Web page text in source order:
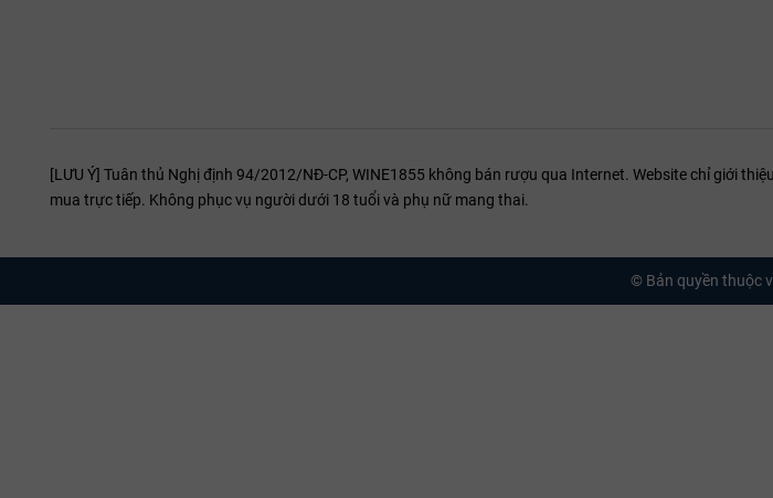
[LƯU Ý] Tuân thủ Nghị định 94/2012/NĐ-CP, WINE1855 không bán rượu qua Internet. Website chỉ giới
mua trực tiếp. Không phục vụ người dưới 18 tuổi và phụ nữ mang thai.
© Bản quyền thuộc